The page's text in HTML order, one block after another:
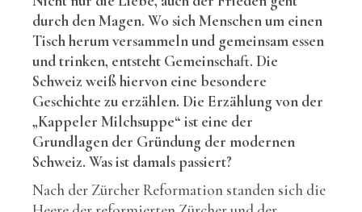
durch den Magen. Wo sich Menschen um einen
Tisch herum versammeln und gemeinsam essen
und trinken, entsteht Gemeinschaft. Die
Schweiz weiß hiervon eine besondere
Geschichte zu erzählen. Die Erzählung von der
„Kappeler Milchsuppe“ ist eine der
Grundlagen der Gründung der modernen
Schweiz. Was ist damals passiert?
Nach der Zürcher Reformation standen sich die